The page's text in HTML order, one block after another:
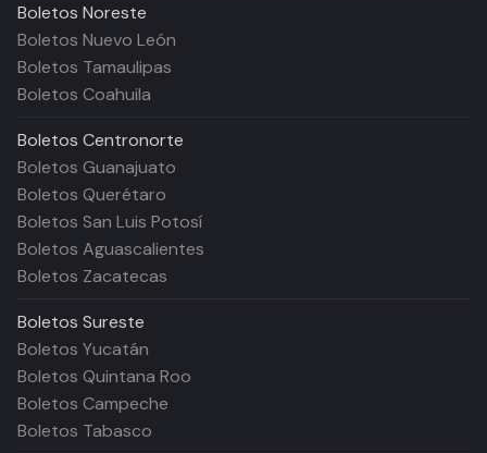
Boletos Noreste
Boletos Nuevo León
Boletos Tamaulipas
Boletos Coahuila
Boletos Centronorte
Boletos Guanajuato
Boletos Querétaro
Boletos San Luis Potosí
Boletos Aguascalientes
Boletos Zacatecas
Boletos Sureste
Boletos Yucatán
Boletos Quintana Roo
Boletos Campeche
Boletos Tabasco